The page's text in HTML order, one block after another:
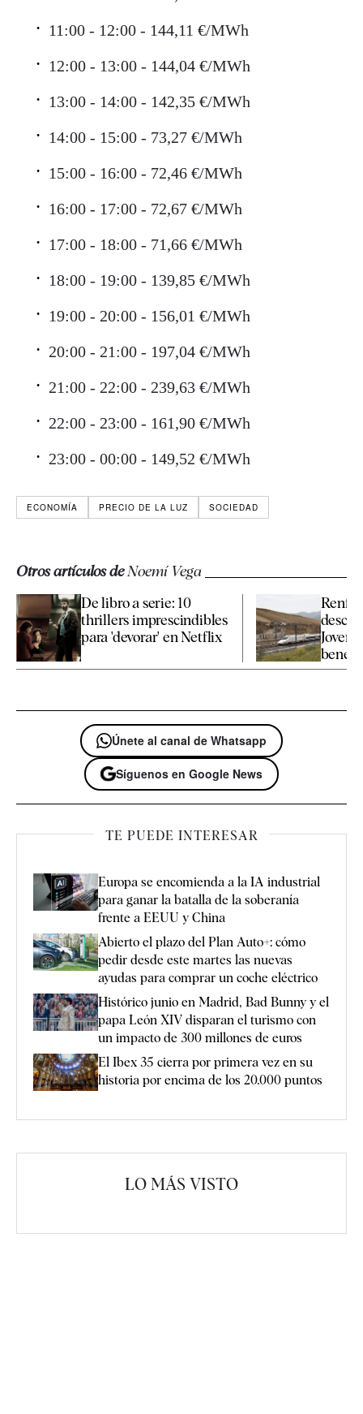
11:00 - 12:00 - 144,11 €/MWh
12:00 - 13:00 - 144,04 €/MWh
13:00 - 14:00 - 142,35 €/MWh
14:00 - 15:00 - 73,27 €/MWh
15:00 - 16:00 - 72,46 €/MWh
16:00 - 17:00 - 72,67 €/MWh
17:00 - 18:00 - 71,66 €/MWh
18:00 - 19:00 - 139,85 €/MWh
19:00 - 20:00 - 156,01 €/MWh
20:00 - 21:00 - 197,04 €/MWh
21:00 - 22:00 - 239,63 €/MWh
22:00 - 23:00 - 161,90 €/MWh
23:00 - 00:00 - 149,52 €/MWh
ECONOMÍA PRECIO DE LA LUZ SOCIEDAD
Otros artículos deNoemí Vega
De libro a serie: 10
thrillers imprescindibles
para 'devorar' en Netflix
Renfe
Joven
Únete al canal de Whatsapp
Síguenos en Google News
TE PUEDE INTERESAR
Europa se encomienda a la IA industrial
para ganar la batalla de la soberanía
frente a EEUU y China
Abierto el plazo del Plan Auto+: cómo
pedir desde este martes las nuevas
ayudas para comprar un coche eléctrico
Histórico junio en Madrid, Bad Bunny y el
papa León XIV disparan el turismo con
un impacto de 300 millones de euros
El Ibex 35 cierra por primera vez en su
historia por encima de los 20.000 puntos
LO MÁS VISTO